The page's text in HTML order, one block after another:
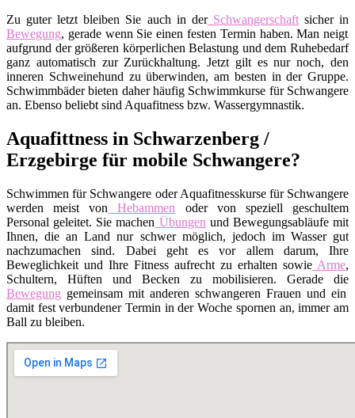
Zu guter letzt bleiben Sie auch in derSchwangerschaftsicher in
Bewegung, gerade wenn Sie einen festen Termin haben. Man neigt
aufgrund der größeren körperlichen Belastung und dem Ruhebedarf
ganz automatisch zur Zurückhaltung. Jetzt gilt es nur noch, den
inneren Schweinehund zu überwinden, am besten in der Gruppe.
Schwimmbäder bieten daher häufig Schwimmkurse für Schwangere
an. Ebenso beliebt sind Aquafitness bzw. Wassergymnastik.
Aquafittness in Schwarzenberg /
Erzgebirge für mobile Schwangere?
Schwimmen für Schwangere oder Aquafitnesskurse für Schwangere
werden meist von Hebammen oder von speziell geschultem
Personal geleitet. Sie machen Übungen und Bewegungsabläufe mit
Ihnen, die an Land nur schwer möglich, jedoch im Wasser gut
nachzumachen sind. Dabei geht es vor allem darum, Ihre
Beweglichkeit und Ihre Fitness aufrecht zu erhalten sowie Arme,
Schultern, Hüften und Becken zu mobilisieren. Gerade die
Bewegung gemeinsam mit anderen schwangeren Frauen und ein
damit fest verbundener Termin in der Woche spornen an, immer am
Ball zu bleiben.